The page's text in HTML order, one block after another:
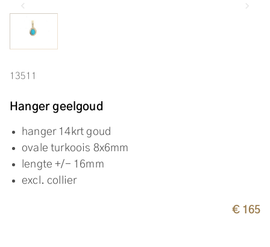
13511
Hanger geelgoud
hanger 14krt goud
ovale turkoois 8x6mm
lengte +/- 16mm
excl. collier
€ 165